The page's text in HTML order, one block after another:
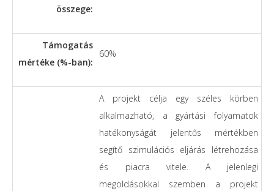
összege:
Támogatás
mértéke (%-ban):
60%
A projekt célja egy széles körben
alkalmazható, a gyártási folyamatok
hatékonyságát jelentős mértékben
segítő szimulációs eljárás létrehozása
és piacra vitele. A jelenlegi
megoldásokkal szemben a projekt